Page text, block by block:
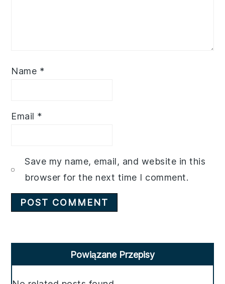
Name *
Email *
Save my name, email, and website in this
browser for the next time I comment.
Sidebar
Powiązane Przepisy